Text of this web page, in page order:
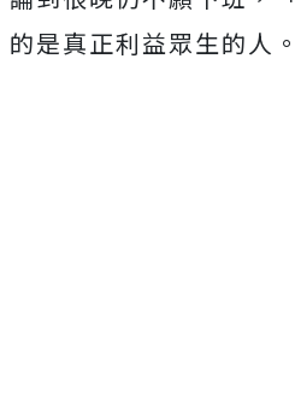
的是真正利益眾生的人。